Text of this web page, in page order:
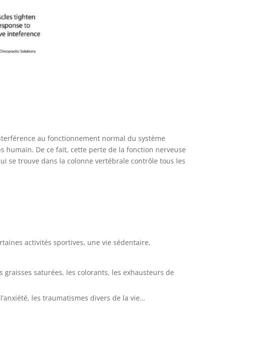
au fonctionnement normal du système
humain. De ce fait, cette pertede la fonction nerveuse
se trouve dans la colonne vertébrale contrôle tous les
activités sportives, une vie sédentaire,
graisses saturées, les colorants, les exhausteurs de
les traumatismes divers de la vie…